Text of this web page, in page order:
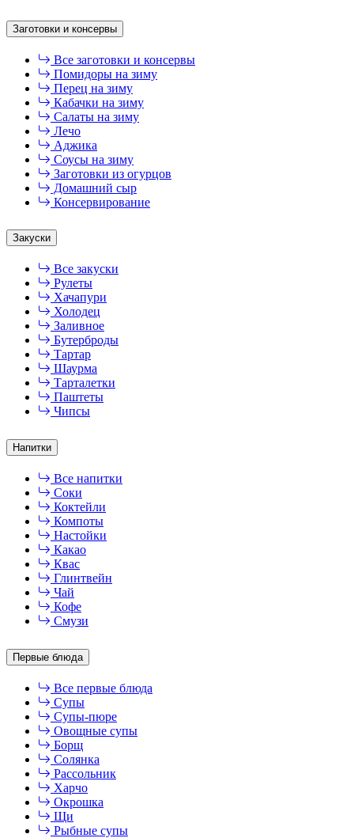
Заготовки и консервы
Все заготовки и консервы
Помидоры на зиму
Перец на зиму
Кабачки на зиму
Салаты на зиму
Лечо
Аджика
Соусы на зиму
Заготовки из огурцов
Домашний сыр
Консервирование
Закуски
Все закуски
Рулеты
Хачапури
Холодец
Заливное
Бутерброды
Тартар
Шаурма
Тарталетки
Паштеты
Чипсы
Напитки
Все напитки
Соки
Коктейли
Компоты
Настойки
Какао
Квас
Глинтвейн
Чай
Кофе
Смузи
Первые блюда
Все первые блюда
Супы
Супы-пюре
Овощные супы
Борщ
Солянка
Рассольник
Харчо
Окрошка
Щи
Рыбные супы